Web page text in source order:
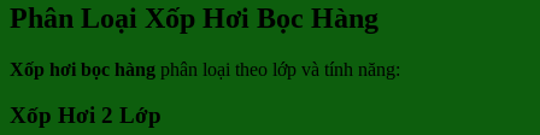
Phân Loại Xốp Hơi Bọc Hàng
Xốp hơi bọc hàng phân loại theo lớp và tính năng:
Xốp Hơi 2 Lớp